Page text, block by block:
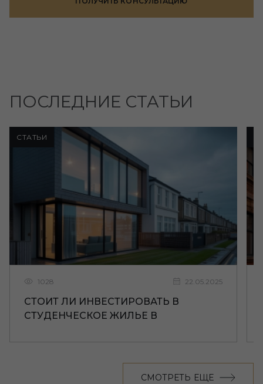
ПОСЛЕДНИЕ СТАТЬИ
СТАТЬИ
1028 22.05.2025
СТОИТ ЛИ ИНВЕСТИРОВАТЬ В
СТУДЕНЧЕСКОЕ ЖИЛЬЕ В
СМОТРЕТЬ ЕЩЕ